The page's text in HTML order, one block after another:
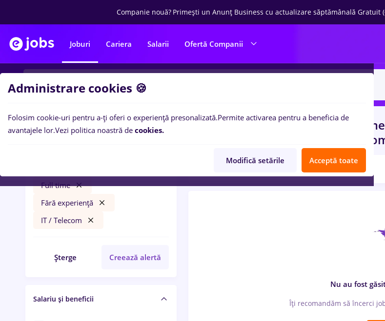
Companie nouă? Primești un Anunț Business cu actualizare săptămânală Gratuit
Joburi Cariera Salarii Ofertă Companii
Filtre
Full time
Fără experiență
IT / Telecom
Șterge Creează alertă
Salariu și beneficii
0locuri de muncalivrator, Full time
Transport / Distributie, IT /
Relevanță
Nu au fost
Îți recomandăm să încerci
Administrare cookies 🍪
Folosim cookie-uri pentru a-ți oferi o experiență presonalizată.Permite activarea pentru a beneficia de
avantajele lor.Vezi politica noastră de cookies.
Modifică setările Acceptă toate